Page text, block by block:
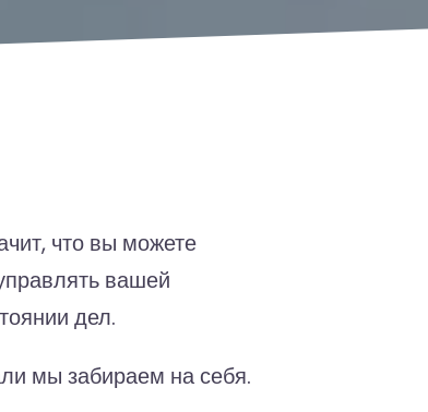
что вы можете
вашей
дел.
мы забираем на себя.